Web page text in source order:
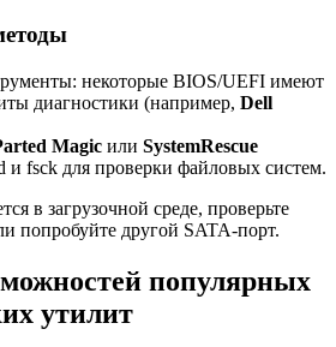
некоторые BIOS/UEFI имеют
диагностики (например, Dell
Magic или SystemRescue
и fsck для проверки файловых систем.
в загрузочной среде, проверьте
попробуйте другой SATA-порт.
популярных
утилит